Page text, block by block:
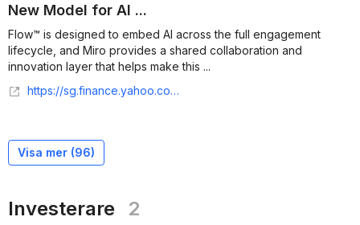
New Model for AI ...
Flow™ is designed to embed AI across the full engagement
lifecycle, and Miro provides a shared collaboration and
innovation layer that helps make this ...
https://sg.finance.yahoo.com/news/endava-partners-miro-drive-innovative-100000176.html
Visa mer (96)
Investerare 2